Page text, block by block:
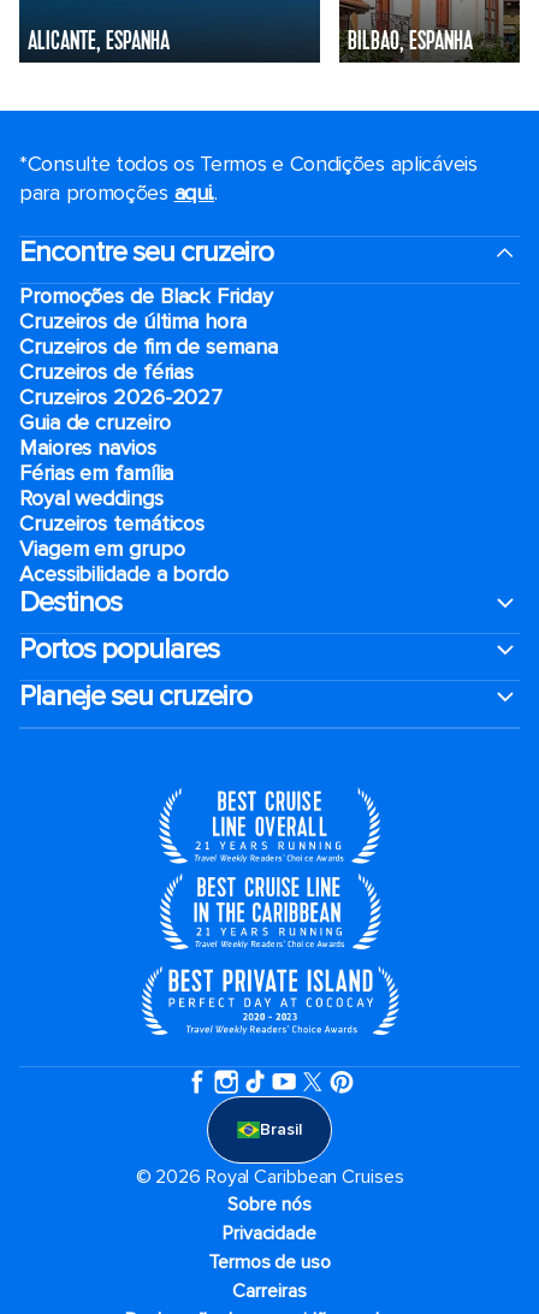
ALICANTE, ESPANHA BILBAO, ESPANHA
*Consulte todos os Termos e Condições aplicáveis ​​
para promoções aqui..
Encontre seu cruzeiro
Promoções de Black Friday
Cruzeiros de última hora
Cruzeiros de fim de semana
Cruzeiros de férias
Cruzeiros 2026-2027
Guia de cruzeiro
Maiores navios
Férias em família
Royal weddings
Cruzeiros temáticos
Viagem em grupo
Acessibilidade a bordo
Destinos
Portos populares
Planeje seu cruzeiro
Brasil
© 2026 Royal Caribbean Cruises
Sobre nós
Privacidade
Termos de uso
Carreiras